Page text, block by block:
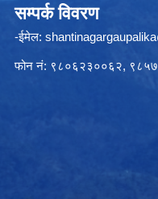
सम्पर्क विवरण
-ईमेल:
फोन नं: ९८०६२३००६२,